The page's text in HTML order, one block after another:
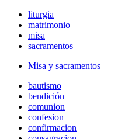
liturgia
matrimonio
misa
sacramentos
Misa y sacramentos
bautismo
bendición
comunion
confesion
confirmacion